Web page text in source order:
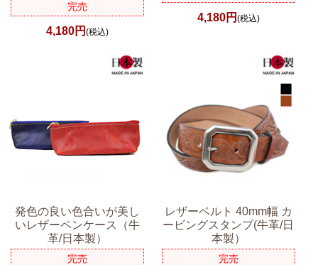
完売
4,180円(税込)
4,180円 (税込)
発色の良い色合いが美し
いレザーペンケース（牛
革/日本製）
完売
レザーベルト 40mm幅 カ
ービングスタンプ(牛革/日
本製）
完売